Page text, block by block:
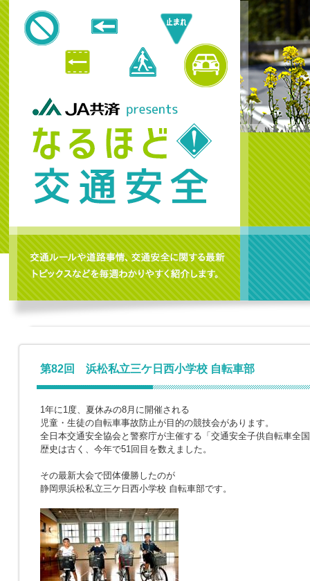
第82回 浜松私立三ケ日西小学校 自転車部
1年に1度、夏休みの8月に開催される
児童・生徒の自転車事故防止が目的の競技会があります。
全日本交通安全協会と警察庁が主催する「交通安全子供自転車全
歴史は古く、今年で51回目を数えました。
その最新大会で団体優勝したのが
静岡県浜松私立三ケ日西小学校 自転車部です。